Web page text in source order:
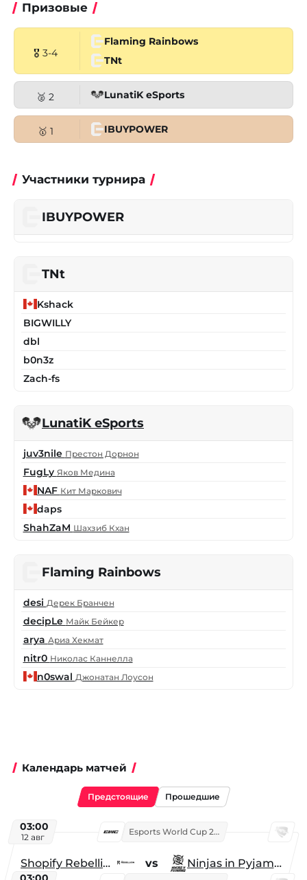
Призовые
🎖 3-4
Flaming Rainbows
TNt
🥈 2 LunatiK eSports
🥇 1 IBUYPOWER
Участники турнира
IBUYPOWER
TNt
Kshack
BIGWILLY
dbl
b0n3z
Zach-fs
LunatiK eSports
juv3nile Престон Дорнон
FugLy Яков Медина
NAF Кит Маркович
daps
ShahZaM Шахзиб Кхан
Flaming Rainbows
desi Дерек Бранчен
decipLe Майк Бейкер
arya Ариа Хекмат
nitr0 Николас Каннелла
n0swal Джонатан Лоусон
Календарь матчей
Предстоящие Прошедшие
03:00
12 авг
Esports World Cup 2026
Shopify Rebellion vs Ninjas in Pyjamas